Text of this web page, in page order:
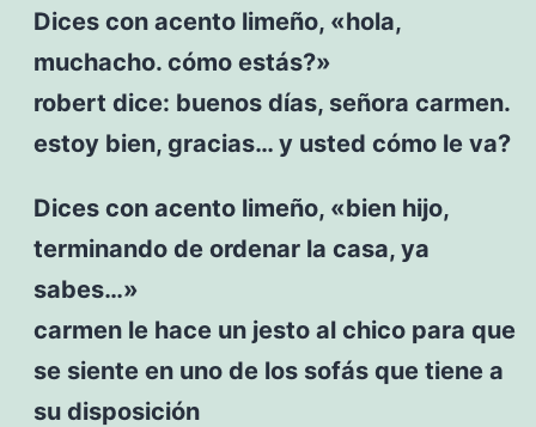
Dices con acento limeño, «hola,
muchacho. cómo estás?»
robert dice: buenos días, señora carmen.
estoy bien, gracias… y usted cómo le va?
Dices con acento limeño, «bien hijo,
terminando de ordenar la casa, ya
sabes…»
carmen le hace un jesto al chico para que
se siente en uno de los sofás que tiene a
su disposición